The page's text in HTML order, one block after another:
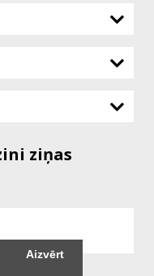
Aizvērt
ziņas